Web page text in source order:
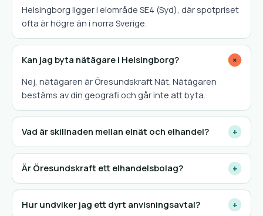
Helsingborg ligger i elområde SE4 (Syd), där spotpriset
ofta är högre än i norra Sverige.
Kan jag byta nätägare i Helsingborg? +
Nej, nätägaren är Öresundskraft Nät. Nätägaren
bestäms av din geografi och går inte att byta.
Vad är skillnaden mellan elnät och elhandel? +
Är Öresundskraft ett elhandelsbolag? +
Hur undviker jag ett dyrt anvisningsavtal? +